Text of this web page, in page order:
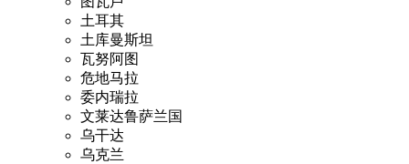
土耳其
土库曼斯坦
瓦努阿图
危地马拉
委内瑞拉
文莱达鲁萨兰国
乌干达
乌克兰